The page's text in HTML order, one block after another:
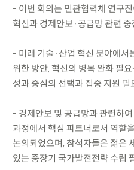
- 이번 회의는 민관협력체 연구
혁신과 경제안보·공급망 관련
- 미래 기술·산업 혁신 분야에서
위한 방안, 혁신의 병목 완화 필
성과 중심의 선택과 집중 지원
- 경제안보 및 공급망과 관련하
과정에서 핵심 파트너로서 역할
논의되었으며, 참석자들은 젊은
있는 중장기 국가발전전략 수립